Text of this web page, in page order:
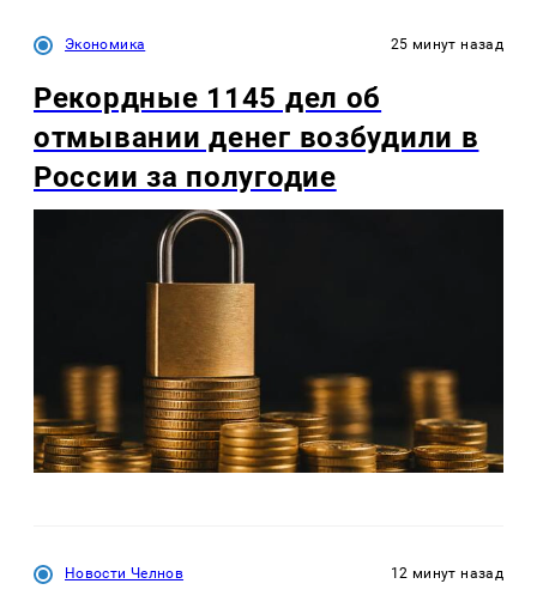
Экономика 25 минут назад
Рекордные 1145 дел об
отмывании денег возбудили в
России за полугодие
Новости Челнов 12 минут назад